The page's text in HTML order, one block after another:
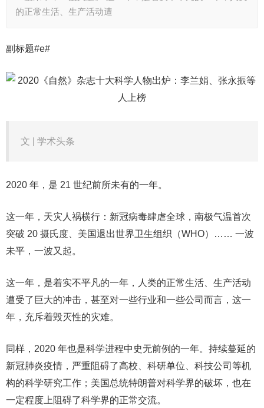
的正常生活、生产活动遭
副标题#e#
文 | 学术头条
2020 年，是 21 世纪前所未有的一年。
这一年，天灾人祸横行：新冠病毒肆虐全球，南极气温首次
突破 20 摄氏度、美国退出世界卫生组织（WHO）…… 一波
未平，一波又起。
这一年，是着实不平凡的一年，人类的正常生活、生产活动
遭受了巨大的冲击，甚至对一些行业和一些公司而言，这一
年，充斥着毁灭性的灾难。
同样，2020 年也是科学进程中史无前例的一年。持续蔓延的
新冠肺炎疫情，严重阻碍了高校、科研单位、科技公司等机
构的科学研究工作；美国总统特朗普对科学界的破坏，也在
一定程度上阻碍了科学界的正常交流。